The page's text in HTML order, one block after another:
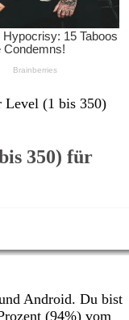
Level (1 bis 350)
350) für
Android. Du bist
(94%) vom